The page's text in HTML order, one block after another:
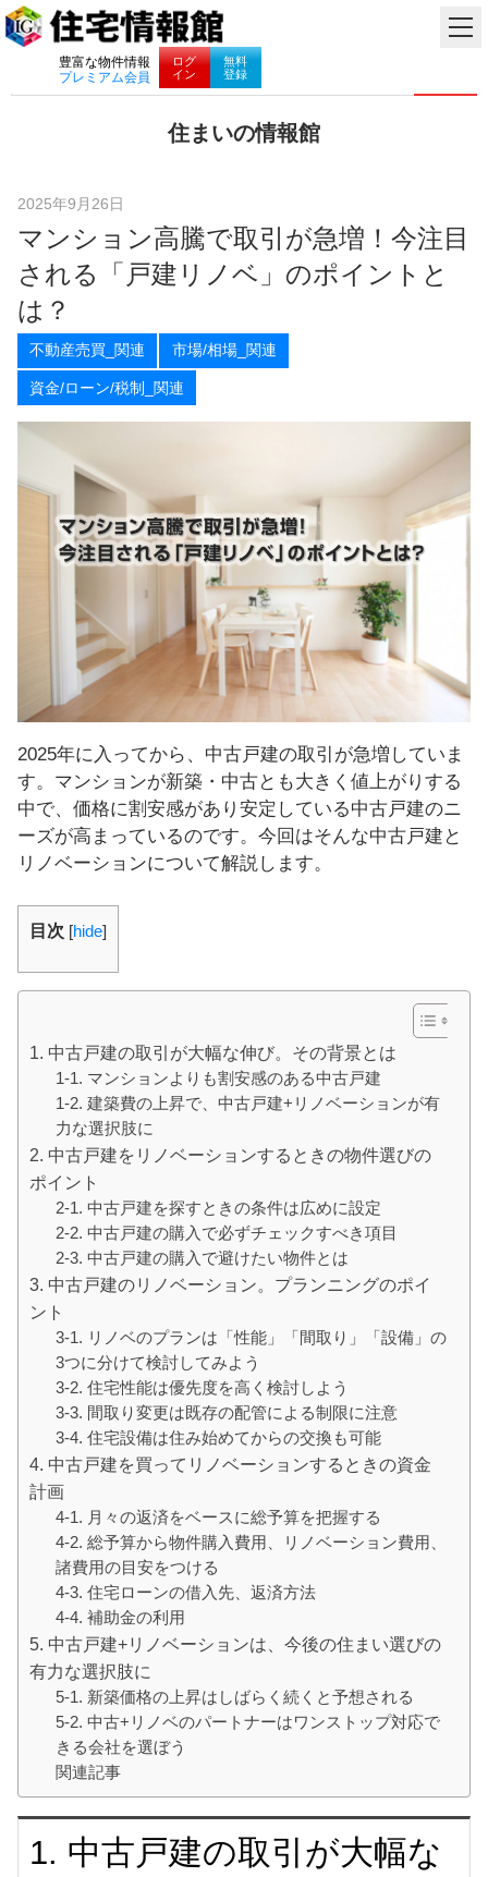
豊富な物件情報
プレミアム会員
ログ
イン
無料
登録
ナビゲーション
住まいの情報館
い
暮
し
に
役
立
情
報
を
け
2025年9月26日
マンション高騰で取引が急増！今注目
される「戸建リノベ」のポイントと
は？
不動産売買_関連 市場/相場_関連
資金/ローン/税制_関連
2025年に入ってから、中古戸建の取引が急増していま
す。マンションが新築・中古とも大きく値上がりする
中で、価格に割安感があり安定している中古戸建のニ
ーズが高まっているのです。今回はそんな中古戸建と
リノベーションについて解説します。
目次 [hide]
1. 中古戸建の取引が大幅な伸び。その背景とは
1-1. マンションよりも割安感のある中古戸建
1-2. 建築費の上昇で、中古戸建+リノベーションが有
力な選択肢に
2. 中古戸建をリノベーションするときの物件選びの
ポイント
2-1. 中古戸建を探すときの条件は広めに設定
2-2. 中古戸建の購入で必ずチェックすべき項目
2-3. 中古戸建の購入で避けたい物件とは
3. 中古戸建のリノベーション。プランニングのポイ
ント
3-1. リノベのプランは「性能」「間取り」「設備」の
3つに分けて検討してみよう
3-2. 住宅性能は優先度を高く検討しよう
3-3. 間取り変更は既存の配管による制限に注意
3-4. 住宅設備は住み始めてからの交換も可能
4. 中古戸建を買ってリノベーションするときの資金
計画
4-1. 月々の返済をベースに総予算を把握する
4-2. 総予算から物件購入費用、リノベーション費用、
諸費用の目安をつける
4-3. 住宅ローンの借入先、返済方法
4-4. 補助金の利用
5. 中古戸建+リノベーションは、今後の住まい選びの
有力な選択肢に
5-1. 新築価格の上昇はしばらく続くと予想される
5-2. 中古+リノベのパートナーはワンストップ対応で
きる会社を選ぼう
関連記事
1. 中古戸建の取引が大幅な